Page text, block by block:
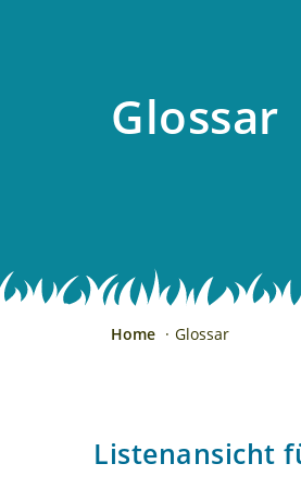
Glossar
Home Glossar
Listenansicht